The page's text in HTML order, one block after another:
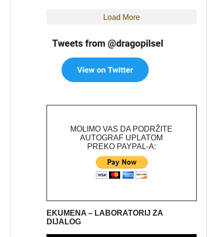
Load More
MOLIMO VAS DA PODRŽITE
AUTOGRAF UPLATOM
PREKO PAYPAL-A:
EKUMENA – LABORATORIJ ZA
DIJALOG